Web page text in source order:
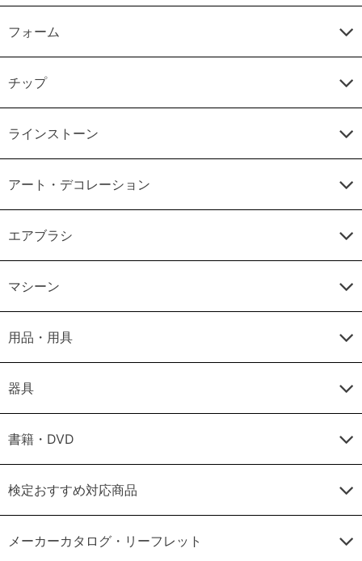
フォーム
チップ
ラインストーン
アート・デコレーション
エアブラシ
マシーン
用品・用具
器具
書籍・DVD
検定おすすめ対応商品
メーカーカタログ・リーフレット